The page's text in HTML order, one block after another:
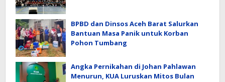
BPBD dan Dinsos Aceh Barat Salurkan
Bantuan Masa Panik untuk Korban
Pohon Tumbang
Angka Pernikahan di Johan Pahlawan
Menurun, KUA Luruskan Mitos Bulan